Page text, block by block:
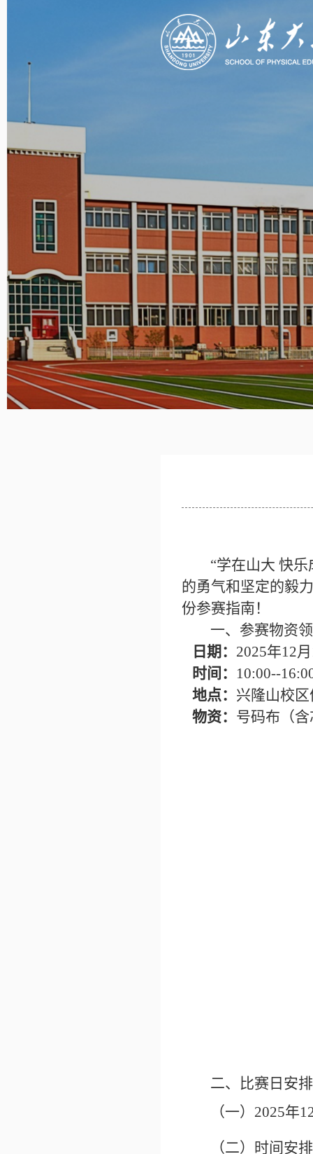
“学在山大 快乐
的勇气和坚定的毅
份参赛指南！
一、参赛物资
日期： 2025年12
时间： 10:00--
地点： 兴隆山校区
物资： 号码布（
二、比赛日安排
（一） 2025年
（二）时间安排